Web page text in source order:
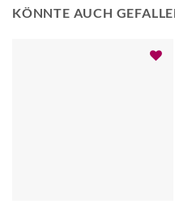
KÖNNTE AUCH